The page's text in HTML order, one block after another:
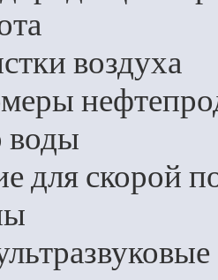
воздуха
воды
для скорой